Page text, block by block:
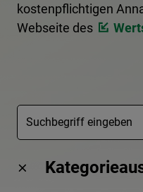
kostenpflichtigen
Webseite des